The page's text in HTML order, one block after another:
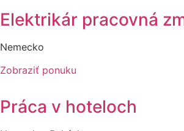
Elektrikár pracovná
Nemecko
Zobraziť ponuku
Práca v hoteloch